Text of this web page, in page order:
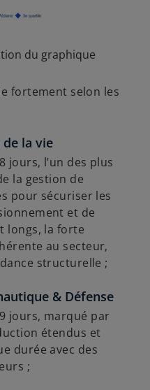
du graphique
fortement selon les
de la vie
jours, l’un des plus
la gestion de
pour sécuriser les
et de
longs, la forte
au secteur,
structurelle ;
& Défense
jours, marqué par
étendus et
durée avec des
;